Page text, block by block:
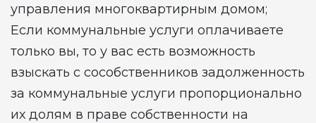
управления многоквартирным домом;
Если коммунальные услуги оплачиваете
только вы, то у вас есть возможность
взыскать с сособственников задолженность
за коммунальные услуги пропорционально
их долям в праве собственности на